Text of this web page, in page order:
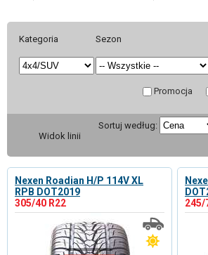
Kategoria Sezon
Promocja
Widok linii
Sortuj według:
Nexen Roadian H/P 114V XL
RPB DOT2019
305/40 R22
245/